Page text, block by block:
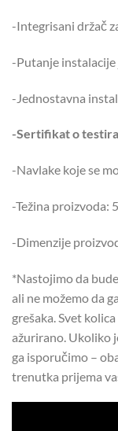
-Integrisani držač
-Putanje instalacije
-Jednostavna
-Sertifikat o
-Navlake koje se
-Težina proizvoda:
-Dimenzije
*Nastojimo da
ali ne možemo da
grešaka. Svet
ažurirano. Ukoliko
ga isporučimo –
trenutka prijema